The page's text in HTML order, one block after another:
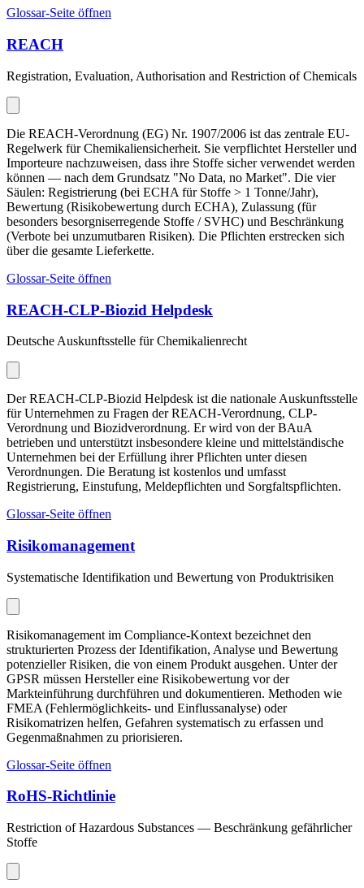
Glossar-Seite öffnen
REACH
Registration, Evaluation, Authorisation and Restriction of Chemicals
Die REACH-Verordnung (EG) Nr. 1907/2006 ist das zentrale EU-
Regelwerk für Chemikaliensicherheit. Sie verpflichtet Hersteller und
Importeure nachzuweisen, dass ihre Stoffe sicher verwendet werden
können — nach dem Grundsatz "No Data, no Market". Die vier
Säulen: Registrierung (bei ECHA für Stoffe > 1 Tonne/Jahr),
Bewertung (Risikobewertung durch ECHA), Zulassung (für
besonders besorgniserregende Stoffe / SVHC) und Beschränkung
(Verbote bei unzumutbaren Risiken). Die Pflichten erstrecken sich
über die gesamte Lieferkette.
Glossar-Seite öffnen
REACH-CLP-Biozid Helpdesk
Deutsche Auskunftsstelle für Chemikalienrecht
Der REACH-CLP-Biozid Helpdesk ist die nationale Auskunftsstelle
für Unternehmen zu Fragen der REACH-Verordnung, CLP-
Verordnung und Biozidverordnung. Er wird von der BAuA
betrieben und unterstützt insbesondere kleine und mittelständische
Unternehmen bei der Erfüllung ihrer Pflichten unter diesen
Verordnungen. Die Beratung ist kostenlos und umfasst
Registrierung, Einstufung, Meldepflichten und Sorgfaltspflichten.
Glossar-Seite öffnen
Risikomanagement
Systematische Identifikation und Bewertung von Produktrisiken
Risikomanagement im Compliance-Kontext bezeichnet den
strukturierten Prozess der Identifikation, Analyse und Bewertung
potenzieller Risiken, die von einem Produkt ausgehen. Unter der
GPSR müssen Hersteller eine Risikobewertung vor der
Markteinführung durchführen und dokumentieren. Methoden wie
FMEA (Fehlermöglichkeits- und Einflussanalyse) oder
Risikomatrizen helfen, Gefahren systematisch zu erfassen und
Gegenmaßnahmen zu priorisieren.
Glossar-Seite öffnen
RoHS-Richtlinie
Restriction of Hazardous Substances — Beschränkung gefährlicher
Stoffe